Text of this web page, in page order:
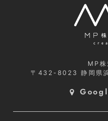
MP株
〒432-8023静岡県